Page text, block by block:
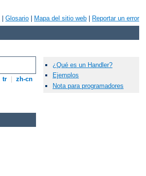
Glosario Mapa del sitio web Reportar un error
tr zh-cn
¿Qué es un Handler?
Ejemplos
Nota para programadores